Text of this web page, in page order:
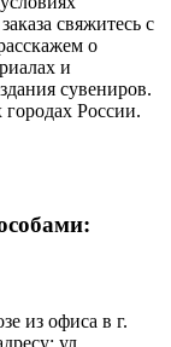
свяжитесь с
о
и
сувениров.
России.
из офиса в г.